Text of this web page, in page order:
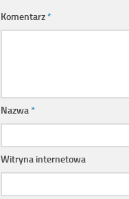
Komentarz*
Nazwa*
Witryna internetowa